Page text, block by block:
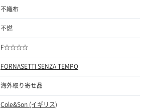
不織布
不燃
F☆☆☆☆
FORNASETTI SENZA TEMPO
海外取り寄せ品
Cole&Son (イギリス)